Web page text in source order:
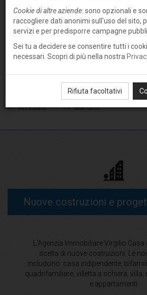
Cookie di altre aziende: sono opzionali e
raccogliere dati anonimi sull'uso del sito,
servizi e per predisporre campagne
Sei tu a decidere se consentire tutti i
necessari. Scopri di più nella nostra
Rifiuta facoltativi
Arredato Giardino
Nuove costruzioni e
L'Agenzia Immobiliare Virgilio
scelta di nuove costruzioni. Le
includono: casa indipendente,
quadrifamiliare, villetta a schiera,
e appartamenti.